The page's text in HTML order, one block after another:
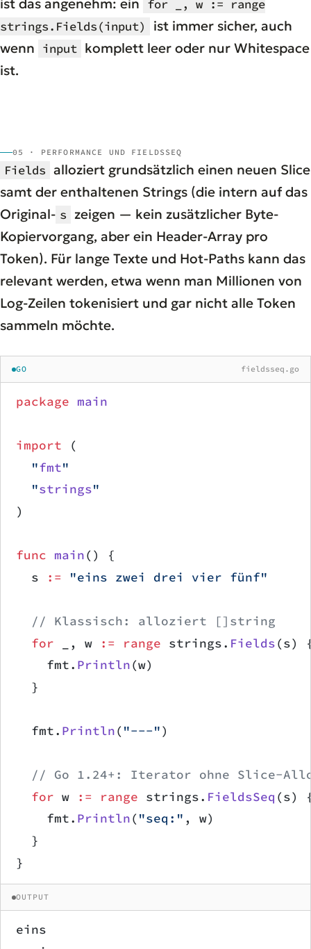
ist das angenehm: ein for _, w := range
strings.Fields(input)
ist immer sicher, auch
wenn input komplett leer oder nur Whitespace
ist.
05 · PERFORMANCE UND FIELDSSEQ
Fields alloziert grundsätzlich einen neuen Slice
samt der enthaltenen Strings (die intern auf das
Original- s zeigen — kein zusätzlicher Byte-
Kopiervorgang, aber ein Header-Array pro
Token). Für lange Texte und Hot-Paths kann das
relevant werden, etwa wenn man Millionen von
Log-Zeilen tokenisiert und gar nicht alle Token
sammeln möchte.
GO fieldsseq.go
package main
import (
	"
fmt"
	"
strings"
)
func main() {
	s
:= "eins zwei drei vier fünf"
	// Klassisch: alloziert []string
	for
_, w := range strings. Fields(s)
		fmt.
Println(w)
	}
	fmt.
Println( "---")
// Go 1.24+: Iterator ohne Slice-
	for
w := range strings. FieldsSeq (s)
		fmt.
Println( "seq:" , w)
	}
}
OUTPUT
eins